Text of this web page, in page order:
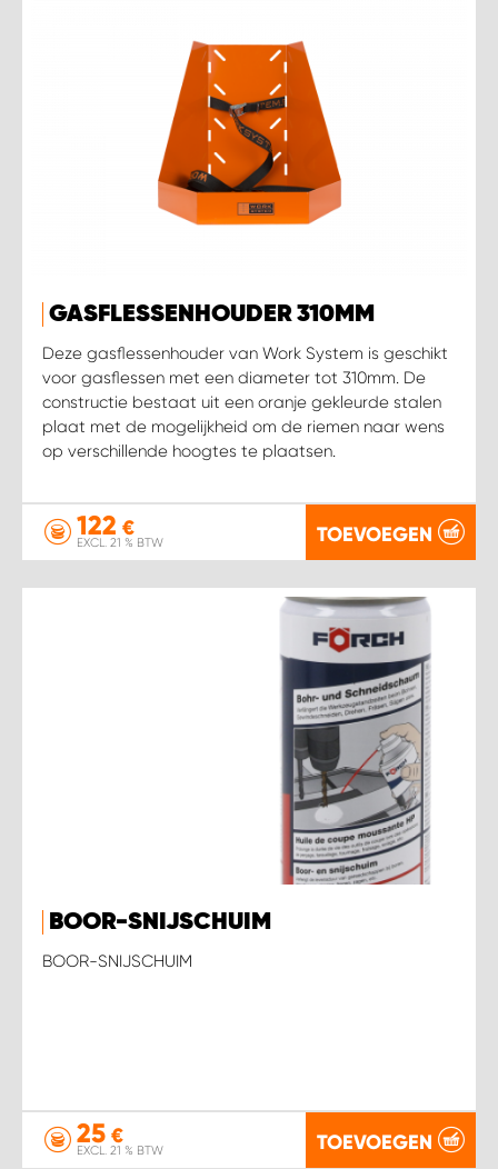
GASFLESSENHOUDER 310MM
Deze gasflessenhouder van Work System is geschikt
voor gasflessen met een diameter tot 310mm. De
constructie bestaat uit een oranje gekleurde stalen
plaat met de mogelijkheid om de riemen naar wens
op verschillende hoogtes te plaatsen.
122 €
EXCL. 21 % BTW TOEVOEGEN
BOOR-SNIJSCHUIM
BOOR-SNIJSCHUIM
25 €
EXCL. 21 % BTW TOEVOEGEN